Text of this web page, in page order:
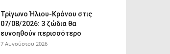
Τρίγωνο Ήλιου-Κρόνου στις
07/08/2026: 3 ζώδια θα
ευνοηθούν περισσότερο
7 Αυγούστου 2026